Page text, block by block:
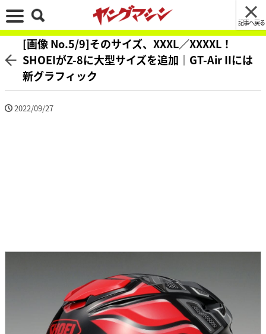
記事へ戻る
[画像 No.5/9]そのサイズ、XXXL／XXXXL！
SHOEIがZ-8に大型サイズを追加｜GT-Air IIには
新グラフィック
2022/09/27